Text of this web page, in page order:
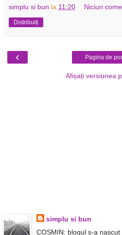
simplu si bun la 11:20 Niciun
Distribuiți
‹ Pagina de
Afișați versiunea
simplu si bun
COSMIN: blogul s-a